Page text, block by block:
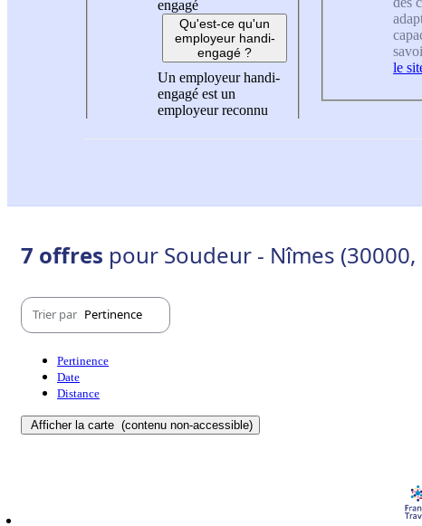
engagé
Qu'est-ce qu'un
employeur handi-
engagé ?
Un employeur handi-
engagé est un
employeur reconnu
le
7 offres pour Soudeur - Nîmes (30000,
Trier par Pertinence
Pertinence
Date
Distance
Afficher la carte (contenu non-accessible)